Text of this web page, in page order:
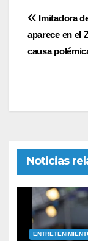
de
Imitadora
aparece en el
causa
Noticias